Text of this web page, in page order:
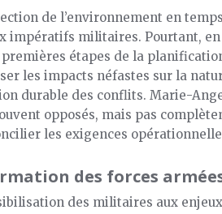
de l’environnement en
impératifs militaires. Pourtant,
premières étapes de la
les impacts néfastes sur la
durable des conflits. Marie-
opposés, mais pas
les exigences
des forces
des militaires aux